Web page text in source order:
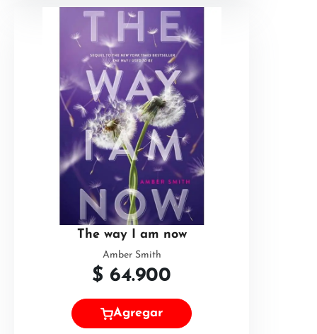
The way I am now
Amber Smith
$ 64.900
Agregar